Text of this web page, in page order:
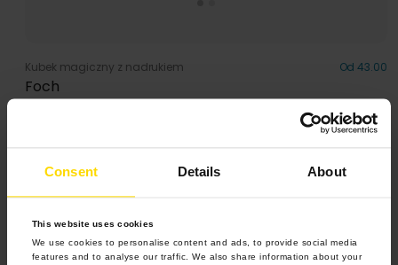
Consent Details About
This website uses cookies
We use cookies to personalise content and ads, to provide social media
features and to analyse our traffic. We also share information about your
Kubek magiczny z nadrukiem Od 43.00
Foch